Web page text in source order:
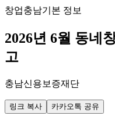
창업충남기본 정보
2026년 6월 동네
고
충남신용보증재단
링크 복사 카카오톡 공유